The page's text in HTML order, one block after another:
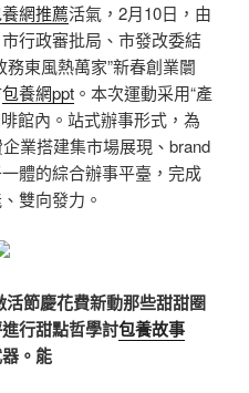
網推薦活氣，2月10日，由
行政審批局、市發改委結
東風熱萬家”新春創業闤
包養網ppt 。本次運動采用“產
館內。站式辦事形式，為
業搭建集市場展現、brand
體的綜合辦事平臺，完成
雙向發力。
節慶花費新動那些甜甜圈
行甜點哲學討包養故事
。能